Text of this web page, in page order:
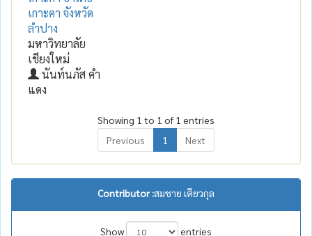
เกาะคา จังหวัด
ลำปาง
มหาวิทยาลัย
เชียงใหม่
นันท์นภัส คำ
แดง
Showing 1 to 1 of 1 entries
Previous
1 Next
Contributor :สมชาย เตียวกุล
Show entries